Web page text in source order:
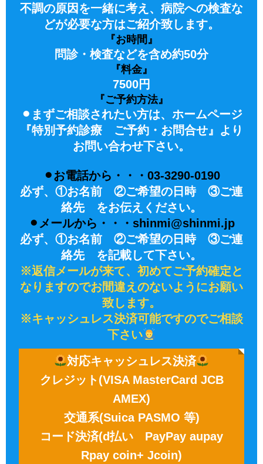
不調の原因を一緒に考え、病院への検査な
どが必要な方はご紹介致します。
『お時間』
問診・検査などを含め約50分
『料金』
7500円
『ご予約方法』
⚫︎まずご相談されたい方は、ホームページ
『特別予約診療 ご予約・お問合せ』より
お問い合わせ下さい。
⚫︎お電話から・・・03-3290-0190
必ず、①お名前 ②ご希望の日時 ③ご連
絡先 をお伝えください。
⚫︎メールから・・・shinmi@shinmi.jp
必ず、①お名前 ②ご希望の日時 ③ご連
絡先 を記載して下さい。
※返信メールが来て、初めてご予約確定と
なりますのでお間違えのないようにお願い
致します。
※キャッシュレス決済可能ですのでご相談
下さい
対応キャッシュレス決済
クレジット(VISA MasterCard JCB
AMEX)
交通系(Suica PASMO 等)
コード決済(d払い PayPay aupay
Rpay coin+ Jcoin)